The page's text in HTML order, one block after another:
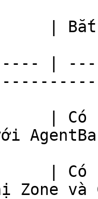
| Bắt
|
|
| Có
và